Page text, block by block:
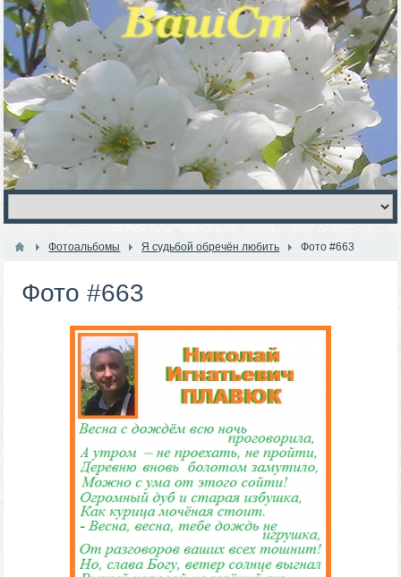
Фотоальбомы Я судьбой обречён любить Фото #663
Фото #663